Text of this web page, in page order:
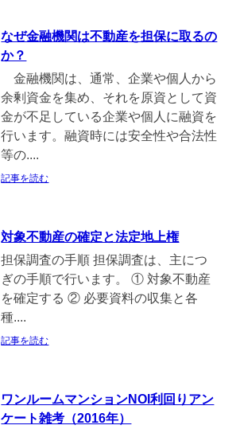
なぜ金融機関は不動産を担保に取るの
か？
金融機関は、通常、企業や個人から
余剰資金を集め、それを原資として資
金が不足している企業や個人に融資を
行います。融資時には安全性や合法性
等の....
記事を読む
対象不動産の確定と法定地上権
担保調査の手順 担保調査は、主につ
ぎの手順で行います。 ① 対象不動産
を確定する ② 必要資料の収集と各
種....
記事を読む
ワンルームマンションNOI利回りアン
ケート雑考（2016年）